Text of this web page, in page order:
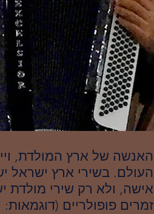
האנשה של ארץ המולדת,
העולם. בשירי ארץ ישראל
אישה, ולא רק שירי מולדת
זמרים פופולריים